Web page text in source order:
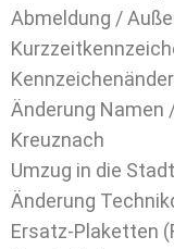
Abmeldung /
Änderung Namen
Kreuznach
Umzug in die
Änderung
Ersatz-Plaketten